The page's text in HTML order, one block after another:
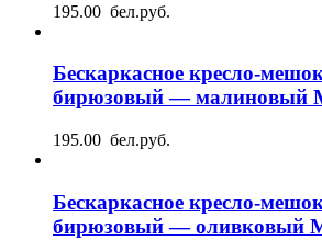
195.00 бел.руб.
Бескаркасное кресло-
бирюзовый — малиновый
195.00 бел.руб.
Бескаркасное кресло-
бирюзовый — оливковый